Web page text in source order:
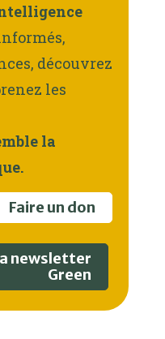
découvrez
les
la
Faire un don
newsletter
Green